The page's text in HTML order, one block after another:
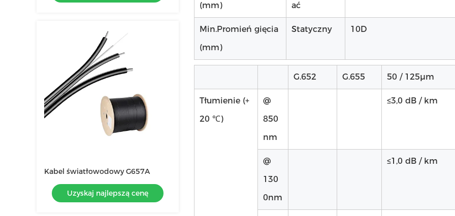
Kabel światłowodowy G657A
Uzyskaj najlepszą cenę
(mm)
ać
Min.Promień gięcia
(mm)
Statyczny 10D
G.652 G.655 50 / 125μm
Tłumienie (+
20 ℃)
@
850
nm
≤3,0 dB / km
@
130
0nm
≤1,0 dB / km